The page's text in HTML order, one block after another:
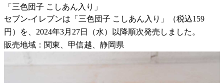
「三色団子 こしあん入り」
セブン-イレブンは「三色団子 こしあん入り」（税込159
円）を、2024年3月27日（水）以降順次発売しました。
販売地域：関東、甲信越、静岡県